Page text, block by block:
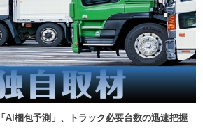
AI梱包予測」、トラック必要台数の迅速把握